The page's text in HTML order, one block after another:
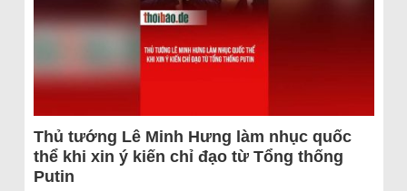
Thủ tướng Lê Minh Hưng làm nhục quốc
thể khi xin ý kiến chỉ đạo từ Tổng thống
Putin